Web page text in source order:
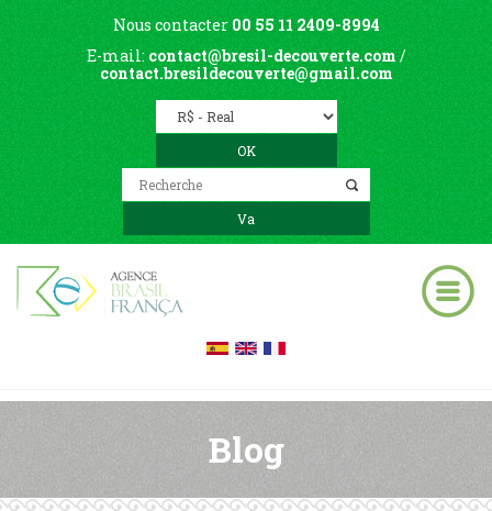
Nous contacter 00 55 11 2409-8994
E-mail: contact@bresil-decouverte.com /
contact.bresildecouverte@gmail.com
Blog